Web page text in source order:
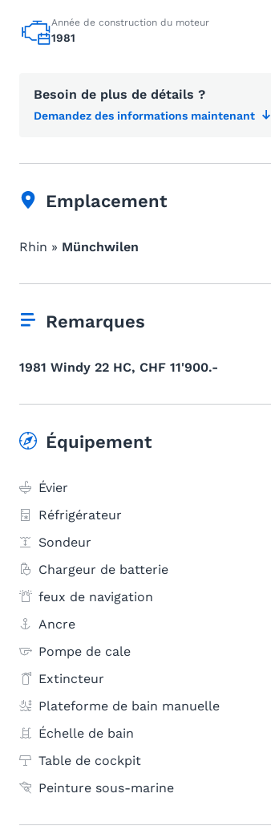
Année de construction du moteur
1981
Besoin de plus de détails ?
Demandez des informations maintenant
Emplacement
Rhin » Münchwilen
Remarques
1981 Windy 22 HC, CHF 11'900.-
Équipement
Évier
Réfrigérateur
Sondeur
Chargeur de batterie
feux de navigation
Ancre
Pompe de cale
Extincteur
Plateforme de bain manuelle
Échelle de bain
Table de cockpit
Peinture sous-marine